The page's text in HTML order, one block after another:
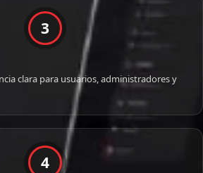
3
clara para usuarios, administradores y
4